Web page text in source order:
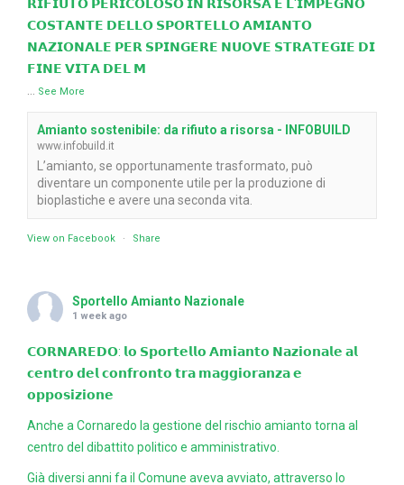
𝗥𝗜𝗙𝗜𝗨𝗧𝗢 𝗣𝗘𝗥𝗜𝗖𝗢𝗟𝗢𝗦𝗢 𝗜𝗡 𝗥𝗜𝗦𝗢𝗥𝗦𝗔 𝗘 𝗟'𝗜𝗠𝗣𝗘𝗚𝗡𝗢
𝗖𝗢𝗦𝗧𝗔𝗡𝗧𝗘 𝗗𝗘𝗟𝗟𝗢 𝗦𝗣𝗢𝗥𝗧𝗘𝗟𝗟𝗢 𝗔𝗠𝗜𝗔𝗡𝗧𝗢
𝗡𝗔𝗭𝗜𝗢𝗡𝗔𝗟𝗘 𝗣𝗘𝗥 𝗦𝗣𝗜𝗡𝗚𝗘𝗥𝗘 𝗡𝗨𝗢𝗩𝗘 𝗦𝗧𝗥𝗔𝗧𝗘𝗚𝗜𝗘 𝗗𝗜
𝗙𝗜𝗡𝗘 𝗩𝗜𝗧𝗔 𝗗𝗘𝗟 𝗠
See More
Amianto sostenibile: da rifiuto a risorsa - INFOBUILD
www.infobuild.it
L’amianto, se opportunamente trasformato, può
diventare un componente utile per la produzione di
bioplastiche e avere una seconda vita.
View on Facebook · Share
Sportello Amianto Nazionale
1 week ago
𝗖𝗢𝗥𝗡𝗔𝗥𝗘𝗗𝗢: 𝗹𝗼 𝗦𝗽𝗼𝗿𝘁𝗲𝗹𝗹𝗼 𝗔𝗺𝗶𝗮𝗻𝘁𝗼 𝗡𝗮𝘇𝗶𝗼𝗻𝗮𝗹𝗲 𝗮𝗹
𝗰𝗲𝗻𝘁𝗿𝗼 𝗱𝗲𝗹 𝗰𝗼𝗻𝗳𝗿𝗼𝗻𝘁𝗼 𝘁𝗿𝗮 𝗺𝗮𝗴𝗴𝗶𝗼𝗿𝗮𝗻𝘇𝗮 𝗲
𝗼𝗽𝗽𝗼𝘀𝗶𝘇𝗶𝗼𝗻𝗲
Anche a Cornaredo la gestione del rischio amianto torna al
centro del dibattito politico e amministrativo.
Già diversi anni fa il Comune aveva avviato, attraverso lo